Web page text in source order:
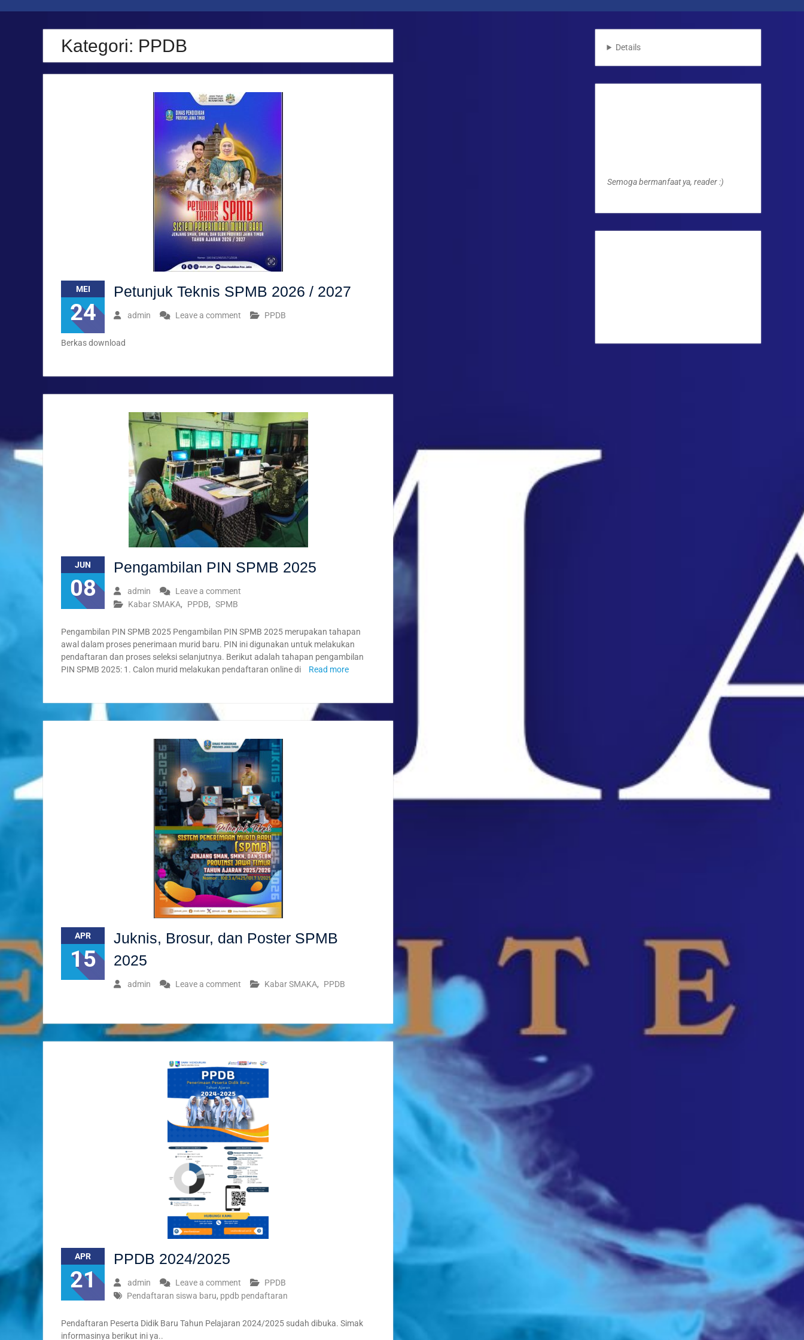
Meneguhkan Disiplin dan Kepedulian:
Upacara Bendera SMAN 1 Kenduruan
Angkat Tema Kebersihan dan Ketertiban
Silaturahmi dalam Halal Bihalal Keluarga
Besar SMAN 1 Kenduruan 1447 H”
Festival Ramadan Double Track SMAN 1
Kenduruan, Latih Jiwa Wirausaha dan
Meneguhkan Iman, Menguatkan
Kepedulian: Pesantren Ramadhan 1447 H
/ 2026 SMAN 1 Kenduruan Tuban
Kategori: PPDB
MEI
24
Petunjuk Teknis SPMB 2026 / 2027
admin Leave a comment PPDB
Berkas download
JUN
08
Pengambilan PIN SPMB 2025
admin
Leave a comment
Kabar SMAKA, PPDB, SPMB
Pengambilan PIN SPMB 2025 Pengambilan PIN SPMB 2025 merupakan tahapan
awal dalam proses penerimaan murid baru. PIN ini digunakan untuk melakukan
pendaftaran dan proses seleksi selanjutnya. Berikut adalah tahapan pengambilan
PIN SPMB 2025: 1. Calon murid melakukan pendaftaran online di
Read more
APR
15
Juknis, Brosur, dan Poster SPMB
2025
admin Leave a comment Kabar SMAKA, PPDB
APR
21
PPDB 2024/2025
admin Leave a comment
PPDB
Pendaftaran siswa baru, ppdb pendaftaran
Pendaftaran Peserta Didik Baru Tahun Pelajaran 2024/2025 sudah dibuka. Simak
informasinya berikut ini ya..
Details
Semoga bermanfaat ya, reader :)